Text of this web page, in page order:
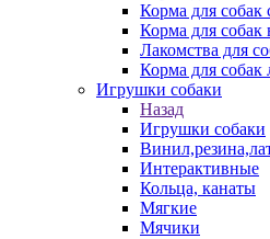
Корма для собак
Корма для
Лакомства для
Корма для собак
Игрушки собаки
Назад
Игрушки собаки
Интерактивные
Кольца, канаты
Мягкие
Мячики